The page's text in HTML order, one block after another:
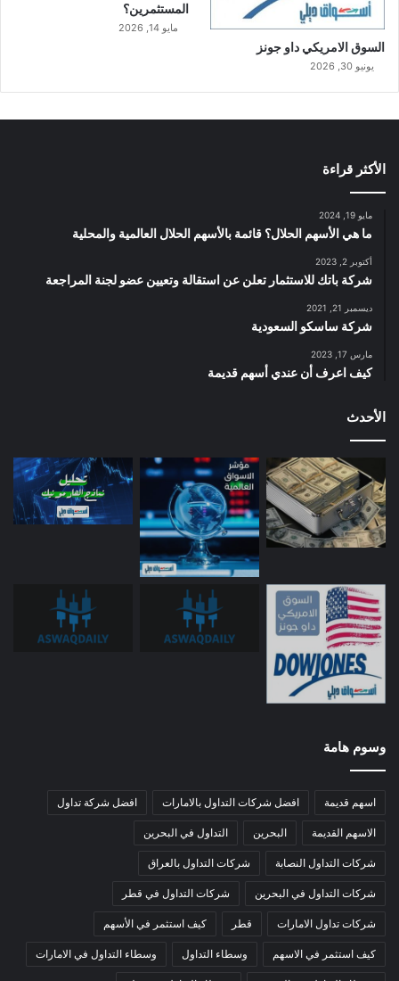
السوق الامريكي داو جونز
يونيو 30, 2026
المستثمرين؟
مايو 14, 2026
الأكثر قراءة
مايو 19, 2024
ما هي الأسهم الحلال؟ قائمة بالأسهم الحلال العالمية والمحلية
أكتوبر 2, 2023
شركة باتك للاستثمار تعلن عن استقالة وتعيين عضو لجنة المراجعة
ديسمبر 21, 2021
شركة ساسكو السعودية
مارس 17, 2023
كيف اعرف أن عندي أسهم قديمة
الأحدث
وسوم هامة
اسهم قديمة افضل شركات التداول بالامارات افضل شركة تداول
الاسهم القديمة البحرين التداول في البحرين
شركات التداول النصابة شركات التداول بالعراق
شركات التداول في البحرين شركات التداول في قطر
شركات تداول الامارات قطر كيف استثمر في الأسهم
كيف استثمر في الاسهم وسطاء التداول وسطاء التداول في الامارات